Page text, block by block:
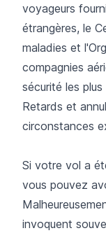
voyageurs
étrangères, le
maladies et
compagnies
sécurité les
Retards et
circonstances
Si votre vol a
vous pouvez
invoquent